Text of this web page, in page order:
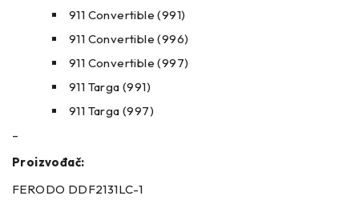
911 Convertible (991)
911 Convertible (996)
911 Convertible (997)
911 Targa (991)
911 Targa (997)
–
Proizvođač:
FERODO DDF2131LC-1